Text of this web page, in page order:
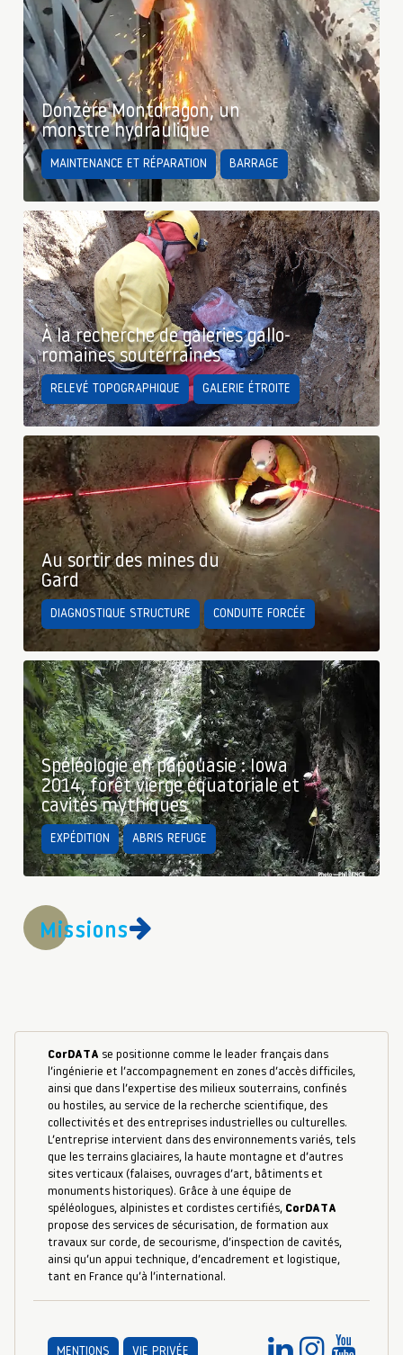
Donzère Montdragon, un
monstre hydraulique
MAINTENANCE ET RÉPARATION BARRAGE
À la recherche de galeries gallo-
romaines souterraines
RELEVÉ TOPOGRAPHIQUE GALERIE ÉTROITE
Au sortir des mines du
Gard
DIAGNOSTIQUE STRUCTURE CONDUITE FORCÉE
Spéléologie en papouasie : Iowa
2014, forêt vierge équatoriale et
cavités mythiques
EXPÉDITION ABRIS REFUGE
Missions
CorDATA se positionne comme le leader français dans
l’ingénierie et l’accompagnement en zones d’accès difficiles,
ainsi que dans l’expertise des milieux souterrains, confinés
ou hostiles, au service de la recherche scientifique, des
collectivités et des entreprises industrielles ou culturelles.
L’entreprise intervient dans des environnements variés, tels
que les terrains glaciaires, la haute montagne et d’autres
sites verticaux (falaises, ouvrages d’art, bâtiments et
monuments historiques). Grâce à une équipe de
spéléologues, alpinistes et cordistes certifiés, CorDATA
propose des services de sécurisation, de formation aux
travaux sur corde, de secourisme, d’inspection de cavités,
ainsi qu’un appui technique, d’encadrement et logistique,
tant en France qu’à l’international.
MENTIONS VIE PRIVÉE